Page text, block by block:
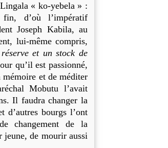
« ko-yebela » :
d’où l’impératif
Joseph Kabila, au
lui-même compris,
et un stock de
qu’il est passionné,
et de méditer
Mobutu l’avait
Il faudra changer la
bourgs l’ont
changement de la
jeune, de mourir aussi